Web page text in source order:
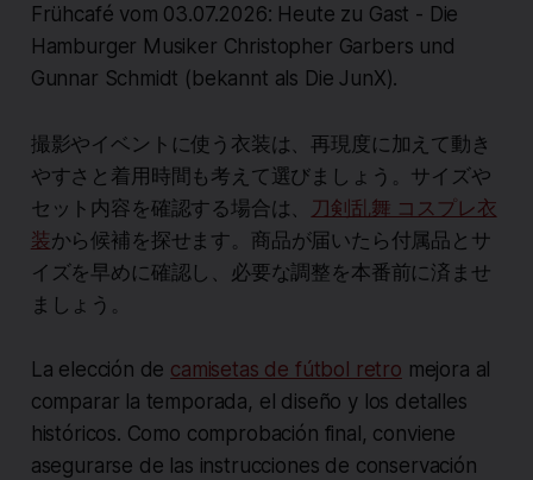
Frühcafé vom 03.07.2026: Heute zu Gast - Die
Hamburger Musiker Christopher Garbers und
Gunnar Schmidt (bekannt als Die JunX).
撮影やイベントに使う衣装は、再現度に加えて動き
やすさと着用時間も考えて選びましょう。サイズや
セット内容を確認する場合は、 刀剣乱舞 コスプレ衣
装から候補を探せます。商品が届いたら付属品とサ
イズを早めに確認し、必要な調整を本番前に済ませ
ましょう。
La elección de camisetas de fútbol retro mejora al
comparar la temporada, el diseño y los detalles
históricos. Como comprobación final, conviene
asegurarse de las instrucciones de conservación